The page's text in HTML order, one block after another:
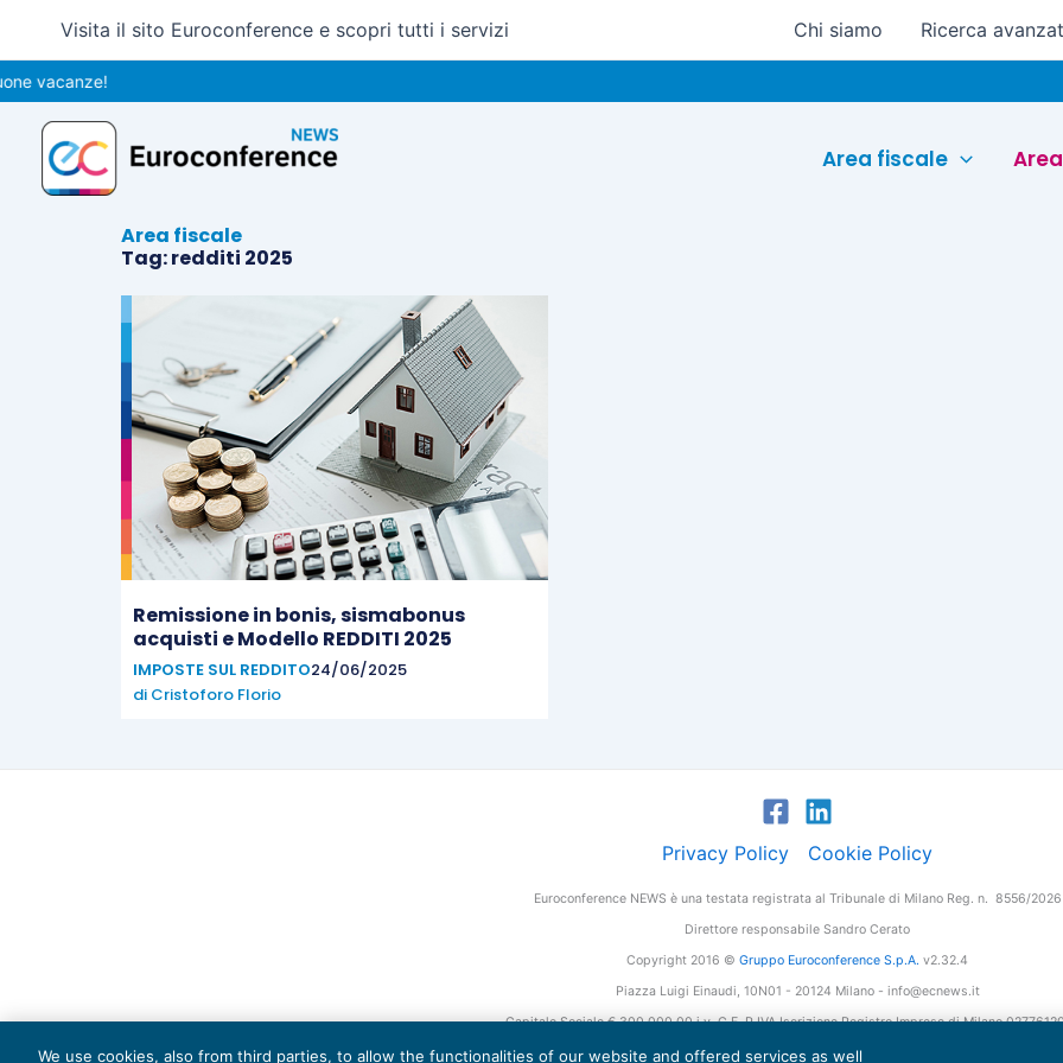
contenuto
Visita il sito Euroconference e scopri tutti i servizi Chi siamo Ricerca
vacanze!
Area fiscale
Area fiscale
Tag: redditi 2025
Remissione in bonis, sismabonus
acquisti e Modello REDDITI 2025
IMPOSTE SUL REDDITO24/06/2025
di Cristoforo Florio
Privacy Policy Cookie Policy
Euroconference NEWS è una testata registrata al Tribunale di Milano Reg. n. 8556/2026
Direttore responsabile Sandro Cerato
Copyright 2016 © Gruppo Euroconference S.p.A. v2.32.4
Piazza Luigi Einaudi, 10N01 - 20124 Milano - info@ecnews.it
Capitale Sociale € 300.000,00 i.v. C.F. P.IVA Iscrizione Registro Imprese di Milano
We use cookies, also from third parties, to allow the functionalities of our website and offered services as well